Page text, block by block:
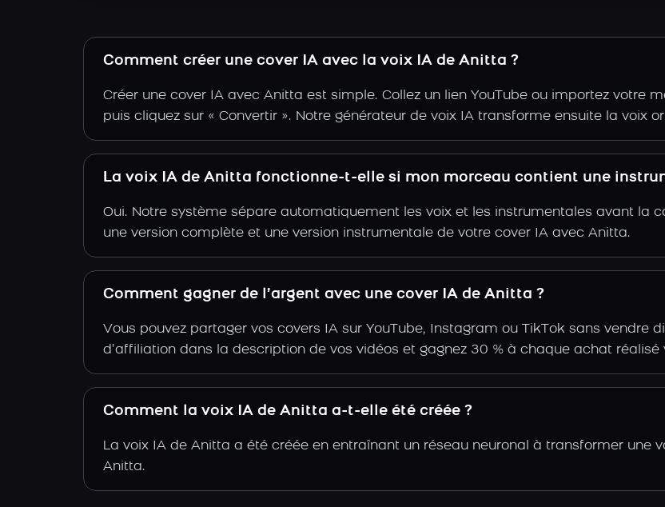
Comment créer une cover IA avec la voix IA de Anitta ?
Créer une cover IA avec Anitta est simple. Collez un lien YouTube ou importez votre
puis cliquez sur « Convertir ». Notre générateur de voix IA transforme ensuite la voix
La voix IA de Anitta fonctionne-t-elle si mon morceau contient une
Oui. Notre système sépare automatiquement les voix et les instrumentales avant la
une version complète et une version instrumentale de votre cover IA avec Anitta.
Comment gagner de l’argent avec une cover IA de Anitta ?
Vous pouvez partager vos covers IA sur YouTube, Instagram ou TikTok sans vendre
d’affiliation dans la description de vos vidéos et gagnez 30 % à chaque achat réalisé
Comment la voix IA de Anitta a-t-elle été créée ?
La voix IA de Anitta a été créée en entraînant un réseau neuronal à transformer une
Anitta.